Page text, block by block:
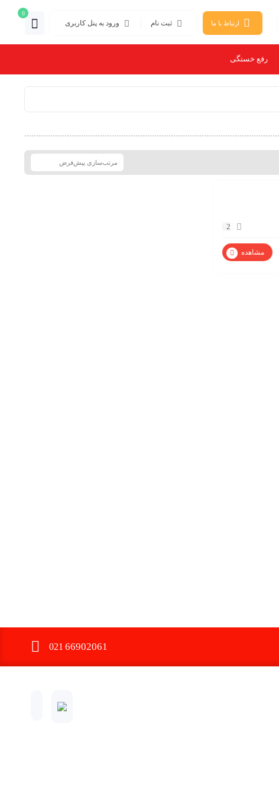
ارتباط با ما ثبت نام ورود به پنل کاربری
0
رفع خستگی
2
مشاهده
66902061
021